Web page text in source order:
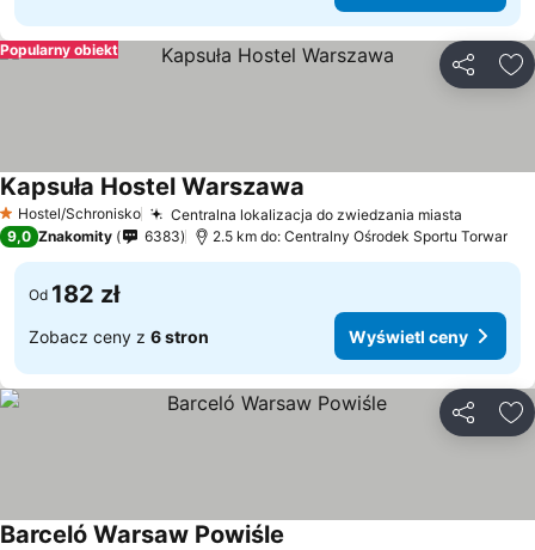
Popularny obiekt
1 Kategoria
Hostel/Schronisko Centralna lokalizacja do zwiedzania miasta
Kapsuła Hostel Warszawa
9,0 Znakomity 6383 2.5 km do: Centralny Ośrodek Sportu Torwar
Od 182 zł
Zobacz ceny z 6 stron Wyświetl ceny
Barceló Warsaw Powiśle